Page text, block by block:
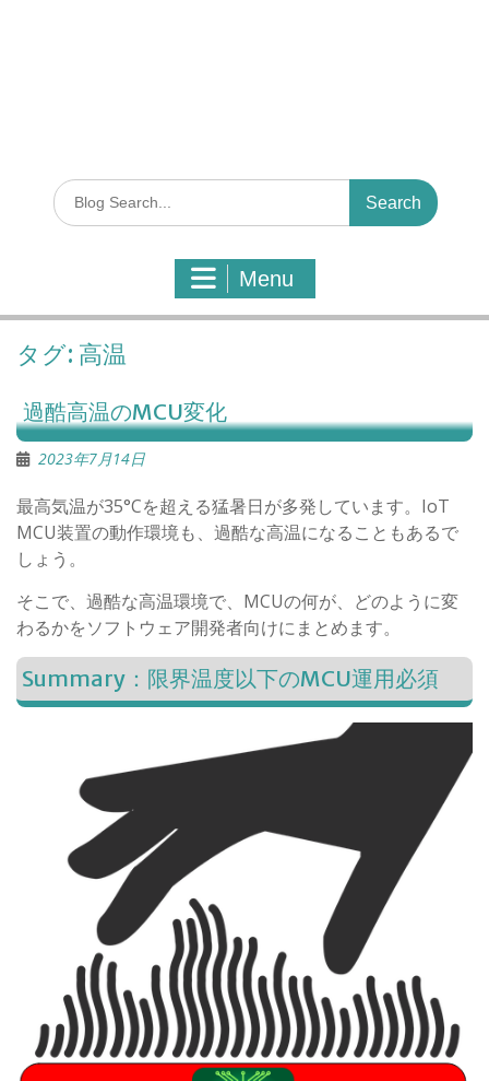
S
e
o
Menu
タグ: 高温
過酷高温のMCU変化
2023年7月14日
最高気温が35°Cを超える猛暑日が多発しています。IoT
MCU装置の動作環境も、過酷な高温になることもあるで
しょう。
そこで、過酷な高温環境で、MCUの何が、どのように変
わるかをソフトウェア開発者向けにまとめます。
Summary：限界温度以下のMCU運用必須